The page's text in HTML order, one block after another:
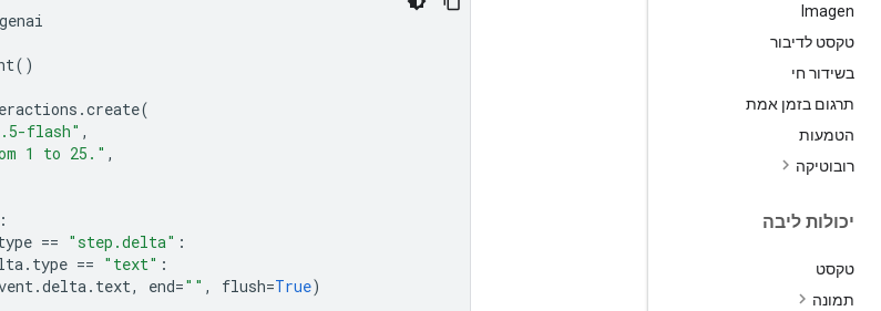
Imagen
טקסט לדיבור
בשידור חי
תרגום בזמן אמת
הטמעות
רובוטיקה
יכולות ליבה
טקסט
תמונה
genai
()
.create(
flash" ,
1 to 25." ,
:
== "step.delta" :
. type == "text" :
.delta. text, end="" , flush=True)